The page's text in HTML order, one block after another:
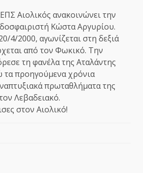
Αιολικός ανακοινώνει την
Κώστα Αργυρίου.
4/2000, αγωνίζεται στη δεξιά
από τον Φωκικό. Την
τη φανέλα της Αταλάντης
τα προηγούμενα χρόνια
πρωταθλήματα της
Λεβαδειακό.
στον Αιολικό!